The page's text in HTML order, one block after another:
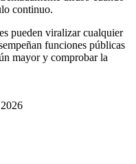
continuo.
pueden viralizar cualquier
funciones públicas
mayor y comprobar la